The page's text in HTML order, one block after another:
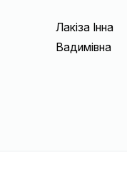
Лакіза Інна
Вадимівна